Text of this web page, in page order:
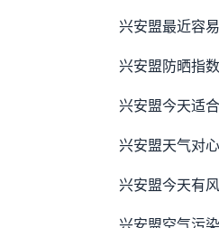
兴安盟最近容
兴安盟防晒指
兴安盟今天适
兴安盟天气对
兴安盟今天有
兴安盟空气污